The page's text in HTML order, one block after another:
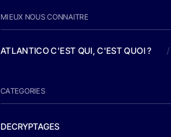
MIEUX NOUS CONNAITRE
ATLANTICO C'EST QUI, C'EST QUOI ? /
CATEGORIES
DECRYPTAGES